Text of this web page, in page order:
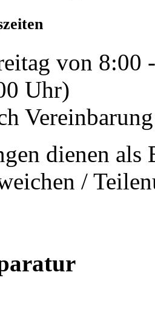
von 8:00
Uhr)
dienen als
/